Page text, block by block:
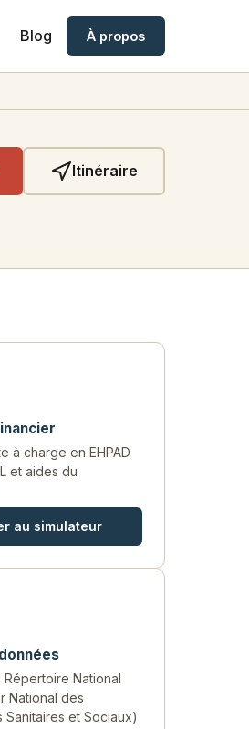
Blog À propos
Itinéraire
à charge en EHPAD
et aides du
au simulateur
Répertoire National
National des
Sanitaires et Sociaux)